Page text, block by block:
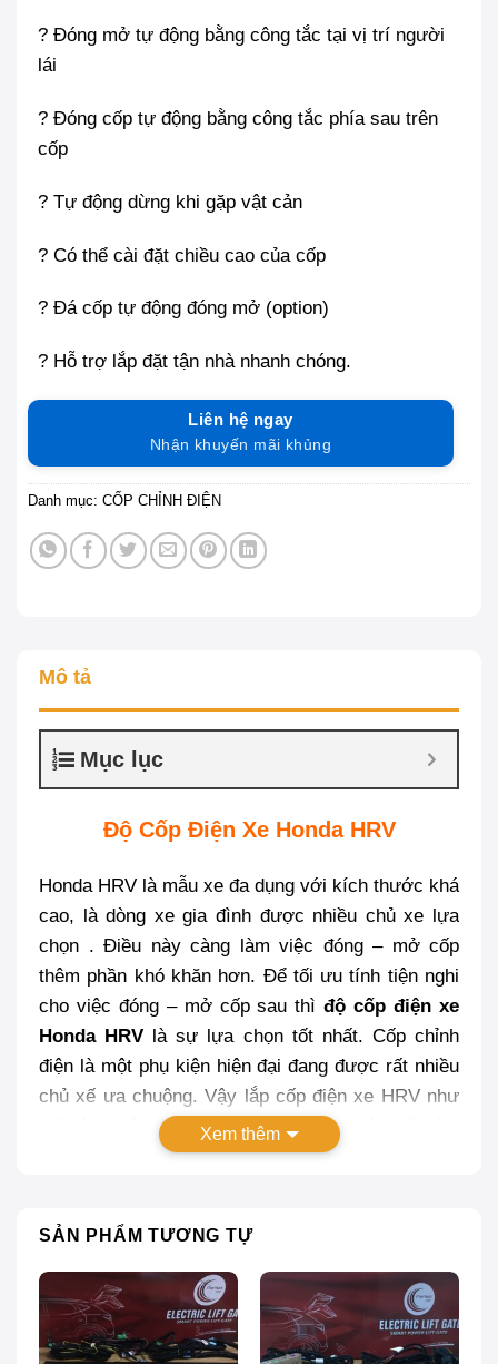
? Đóng mở tự động bằng công tắc tại vị trí người
lái
? Đóng cốp tự động bằng công tắc phía sau trên
cốp
? Tự động dừng khi gặp vật cản
? Có thể cài đặt chiều cao của cốp
? Đá cốp tự động đóng mở (option)
? Hỗ trợ lắp đặt tận nhà nhanh chóng.
Liên hệ ngay
Nhận khuyến mãi khủng
Danh mục: CỐP CHỈNH ĐIỆN
Mô tả
Mục lục
Độ Cốp Điện Xe Honda HRV
Honda HRV là mẫu xe đa dụng với kích thước khá
cao, là dòng xe gia đình được nhiều chủ xe lựa
chọn . Điều này càng làm việc đóng – mở cốp
thêm phần khó khăn hơn. Để tối ưu tính tiện nghi
cho việc đóng – mở cốp sau thìđộ cốp điện xe
Honda HRV là sự lựa chọn tốt nhất. Cốp chỉnh
điện là một phụ kiện hiện đại đang được rất nhiều
chủ xế ưa chuộng. Vậy lắp cốp điện xe HRV như
thế nào? Câu trả lời sẽ có ngay trong bài viết này,
Proauto.vntheo dõi ngay nhé!
Xem thêm
SẢN PHẨM TƯƠNG TỰ